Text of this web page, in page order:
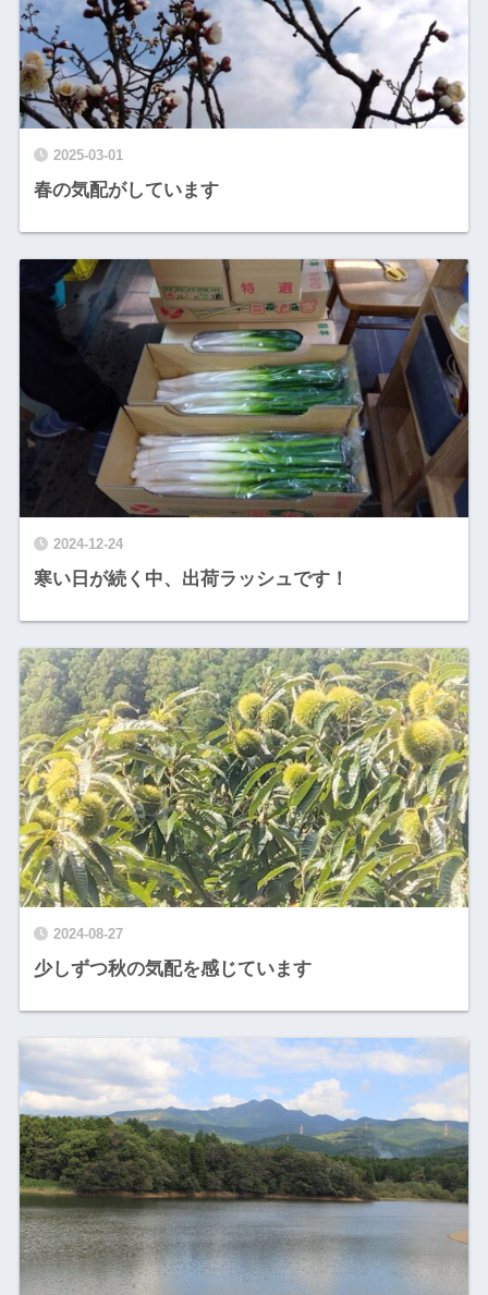
2025-03-01
春の気配がしています
2024-12-24
寒い日が続く中、出荷ラッシュです！
2024-08-27
少しずつ秋の気配を感じています